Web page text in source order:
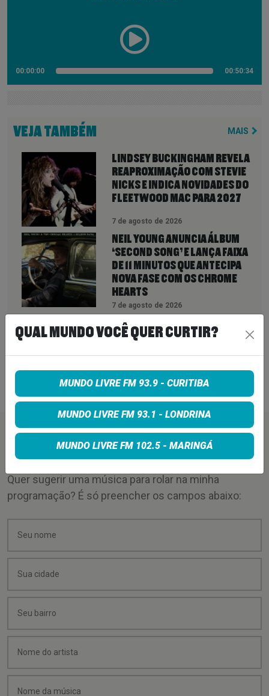
00:00:00 00:50:34
VEJA TAMBÉM MAIS
LINDSEY BUCKINGHAM REVELA
REAPROXIMAÇÃO COM STEVIE
NICKS E INDICA NOVIDADES DO
FLEETWOOD MAC PARA 2027
7 de agosto de 2026
NEIL YOUNG ANUNCIA ÁLBUM
‘SECOND SONG’ E LANÇA FAIXA
DE 11 MINUTOS QUE ANTECIPA
NOVA FASE COM OS CHROME
HEARTS
7 de agosto de 2026
PETER KATSIS, EMPRESÁRIO DO
KORN, LIMP BIZKIT E SMASHING
7 de agosto de 2026
PEÇA SUA MÚSICA
Quer sugerir uma música para rolar na minha
programação? É só preencher os campos abaixo:
QUAL MUNDO VOCÊ QUER CURTIR?
MUNDO LIVRE FM 93.9 - CURITIBA
MUNDO LIVRE FM 93.1 - LONDRINA
MUNDO LIVRE FM 102.5 - MARINGÁ